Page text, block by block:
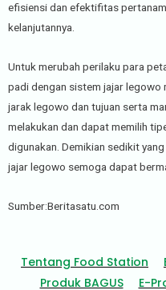
efisiensi dan efektifitas
kelanjutannya.
Untuk merubah perilaku para
padi dengan sistem jajar legowo
jarak legowo dan tujuan serta
melakukan dan dapat memilih
digunakan. Demikian sedikit
jajar legowo semoga dapat
Sumber:Beritasatu.com
Tentang Food Station
Produk BAGUS
E-